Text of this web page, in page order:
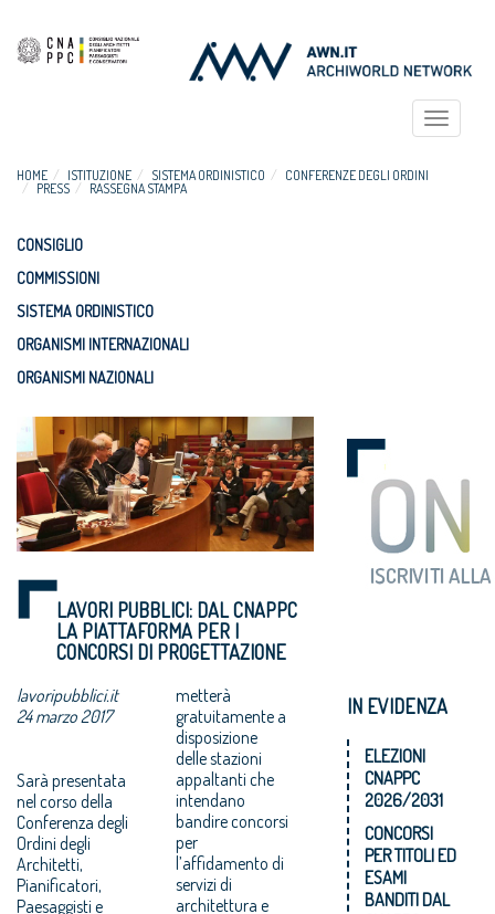
Toggle
HOME ISTITUZIONE SISTEMA ORDINISTICO
CONFERENZE DEGLI ORDINI
PRESS
RASSEGNA STAMPA
CONSIGLIO
COMMISSIONI
SISTEMA ORDINISTICO
ORGANISMI INTERNAZIONALI
ORGANISMI NAZIONALI
LAVORI PUBBLICI: DAL CNAPPC
LA PIATTAFORMA PER I
CONCORSI DI PROGETTAZIONE
lavoripubblici.it
24 marzo 2017
Sarà presentata
nel corso della
Conferenza degli
Ordini degli
Architetti,
Pianificatori,
Paesaggisti e
metterà
gratuitamente a
disposizione
delle stazioni
appaltanti che
intendano
bandire concorsi
per
l’affidamento di
servizi di
architettura e
IN EVIDENZA
ELEZIONI
CNAPPC
2026/2031
CONCORSI
PER TITOLI ED
ESAMI
BANDITI DAL